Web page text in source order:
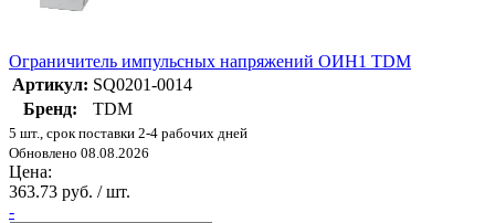
Ограничитель импульсных напряжений ОИН1 TDM
Артикул: SQ0201-0014
Бренд:
TDM
5 шт., срок поставки 2-4 рабочих дней
Обновлено 08.08.2026
Цена:
363.73 руб. / шт.
-